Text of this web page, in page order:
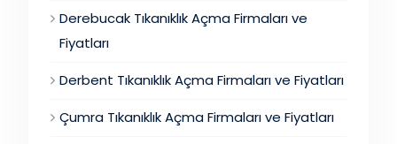
Derebucak Tıkanıklık Açma Firmaları ve
Fiyatları
Derbent Tıkanıklık Açma Firmaları ve Fiyatları
Çumra Tıkanıklık Açma Firmaları ve Fiyatları